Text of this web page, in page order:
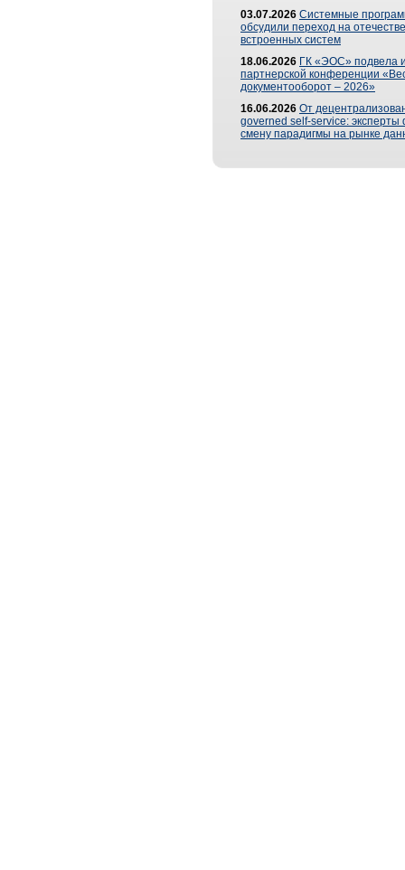
03.07.2026 Системные
обсудили переход на
встроенных систем
18.06.2026 ГК «ЭОС» подвела
партнерской конференции
документооборот – 2026»
16.06.2026 От
governed self-service: эксперты
смену парадигмы на рынке